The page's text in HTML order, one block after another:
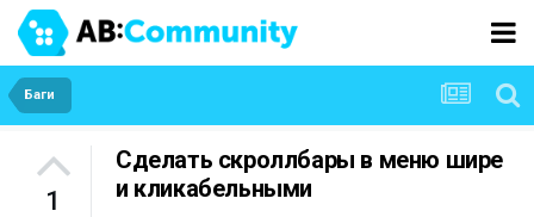
Баги
1
Сделать скроллбары в меню шире
и кликабельными